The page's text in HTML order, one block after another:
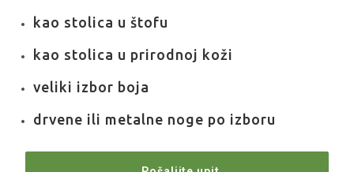
kao stolica u štofu
kao stolica u prirodnoj koži
veliki izbor boja
drvene ili metalne noge po izboru